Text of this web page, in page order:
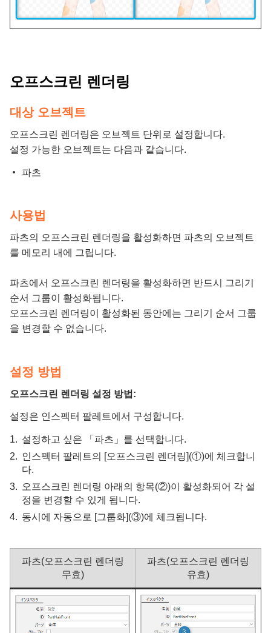
오프스크린 렌더링
대상 오브젝트
오프스크린 렌더링은 오브젝트 단위로 설정합니다.
설정 가능한 오브젝트는 다음과 같습니다.
파츠
사용법
파츠의 오프스크린 렌더링을 활성화하면 파츠의 오브젝트
를 메모리 내에 그립니다.
파츠에서 오프스크린 렌더링을 활성화하면 반드시 그리기
순서 그룹이 활성화됩니다.
오프스크린 렌더링이 활성화된 동안에는 그리기 순서 그룹
을 변경할 수 없습니다.
설정 방법
오프스크린 렌더링 설정 방법:
설정은 인스펙터 팔레트에서 구성합니다.
설정하고 싶은 「파츠」를 선택합니다.
인스펙터 팔레트의 [오프스크린 렌더링](①)에 체크합니
다.
오프스크린 렌더링 아래의 항목(②)이 활성화되어 각 설
정을 변경할 수 있게 됩니다.
동시에 자동으로 [그룹화](③)에 체크됩니다.
파츠(오프스크린 렌더링
무효)
파츠(오프스크린 렌더링
유효)